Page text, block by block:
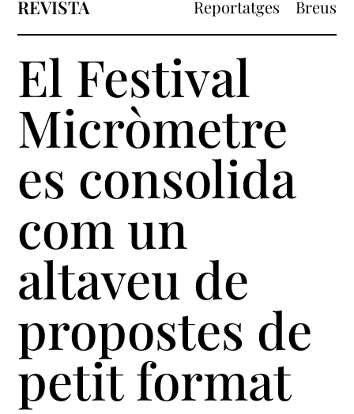
REVISTA
Reportatges
Breus
El Festival
Micròmetre
es consolida
com un
altaveu de
propostes de
petit format